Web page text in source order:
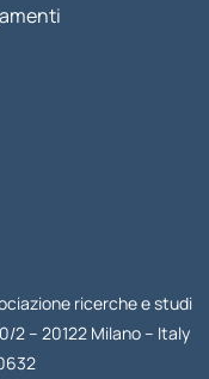
ricerche e studi
2 – 20122 Milano – Italy